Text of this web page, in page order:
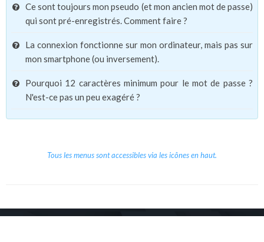
Ce sont toujours mon pseudo (et mon ancien mot de passe)
qui sont pré-enregistrés. Comment faire ?
La connexion fonctionne sur mon ordinateur, mais pas sur
mon smartphone (ou inversement).
Pourquoi 12 caractères minimum pour le mot de passe ?
N'est-ce pas un peu exagéré ?
Tous les menus sont accessibles via les icônes en haut.